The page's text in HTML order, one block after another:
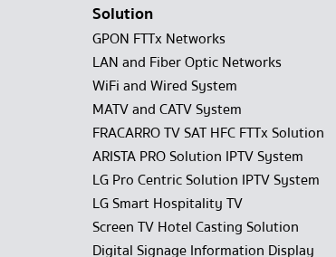
Solution
GPON FTTx Networks
LAN and Fiber Optic Networks
WiFi and Wired System
MATV and CATV System
FRACARRO TV SAT HFC FTTx Solution
ARISTA PRO Solution IPTV System
LG Pro Centric Solution IPTV System
LG Smart Hospitality TV
Screen TV Hotel Casting Solution
Digital Signage Information Display